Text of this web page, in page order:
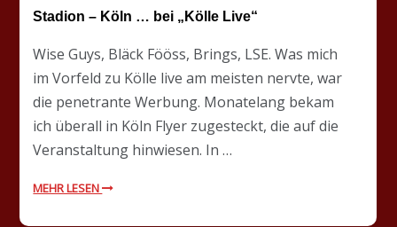
Stadion – Köln … bei „Kölle Live“
Wise Guys, Bläck Fööss, Brings, LSE. Was mich
im Vorfeld zu Kölle live am meisten nervte, war
die penetrante Werbung. Monatelang bekam
ich überall in Köln Flyer zugesteckt, die auf die
Veranstaltung hinwiesen. In …
MEHR LESEN